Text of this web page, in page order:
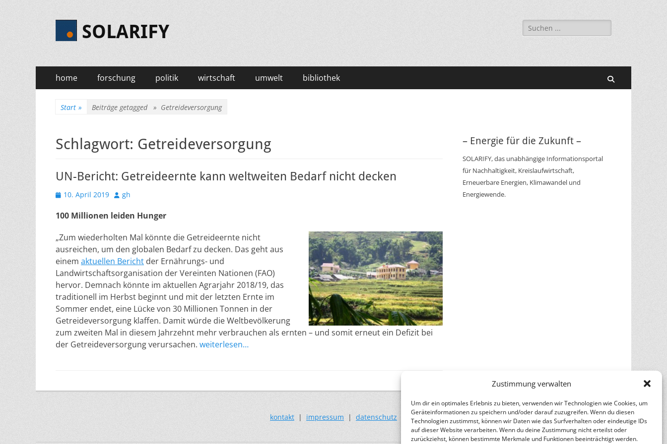
Zustimmung verwalten
Um dir ein optimales Erlebnis zu bieten, verwenden wir Technologien wie Cookies, um
Geräteinformationen zu speichern und/oder darauf zuzugreifen. Wenn du diesen
Technologien zustimmst, können wir Daten wie das Surfverhalten oder eindeutige IDs
auf dieser Website verarbeiten. Wenn du deine Zustimmung nicht erteilst oder
zurückziehst, können bestimmte Merkmale und Funktionen beeinträchtigt werden.
SOLARIFY
Suchen
nach:
Primäres
Menü
Zum
Inhalt
home forschung politik wirtschaft umwelt bibliothek
Start » Beiträge getagged » Getreideversorgung
Schlagwort: Getreideversorgung
UN-Bericht: Getreideernte kann weltweiten Bedarf nicht decken
Veröffentlicht
10. April 2019 Autor
gh
100 Millionen leiden Hunger
„Zum wiederholten Mal könnte die Getreideernte nicht
ausreichen, um den globalen Bedarf zu decken. Das geht aus
einem aktuellen Bericht der Ernährungs- und
Landwirtschaftsorganisation der Vereinten Nationen (FAO)
hervor. Demnach könnte im aktuellen Agrarjahr 2018/19, das
traditionell im Herbst beginnt und mit der letzten Ernte im
Sommer endet, eine Lücke von 30 Millionen Tonnen in der
Getreideversorgung klaffen. Damit würde die Weltbevölkerung
zum zweiten Mal in diesem Jahrzehnt mehr verbrauchen als ernten – und somit erneut ein Defizit bei
der Getreideversorgung verursachen. weiterlesen…
– Energie für die Zukunft –
SOLARIFY, das unabhängige Informationsportal
für Nachhaltigkeit, Kreislaufwirtschaft,
Erneuerbare Energien, Klimawandel und
Energiewende.
kontakt | impressum | datenschutz